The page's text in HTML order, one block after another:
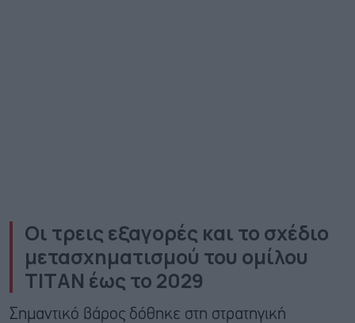
Οι τρεις εξαγορές και το σχέδιο
μετασχηματισμού του ομίλου
ΤΙΤΑΝ έως το 2029
Σημαντικό βάρος δόθηκε στη στρατηγική